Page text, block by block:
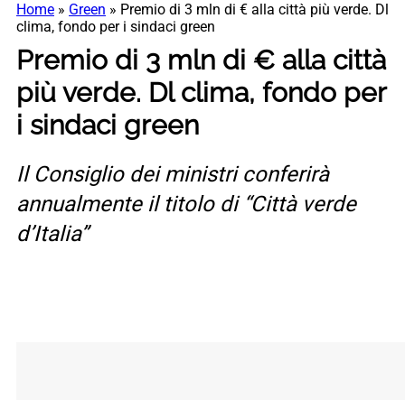
Home » Green » Premio di 3 mln di € alla città più verde. Dl
clima, fondo per i sindaci green
Premio di 3 mln di € alla città
più verde. Dl clima, fondo per
i sindaci green
Il Consiglio dei ministri conferirà
annualmente il titolo di “Città verde
d’Italia”